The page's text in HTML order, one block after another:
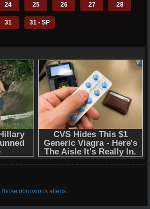
24 25 26 27 28
31 31 - SP
those obnoxious aliens